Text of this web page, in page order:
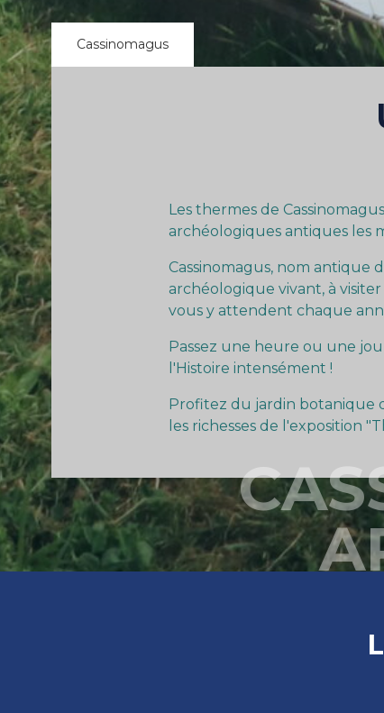
Cassinomagus
Les thermes de
archéologiques antiques les
Cassinomagus, nom antique
archéologique vivant, à
vous y attendent chaque
Passez une heure ou une
l'Histoire intensément !
Profitez du jardin botanique
les richesses de l'exposition